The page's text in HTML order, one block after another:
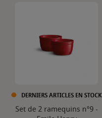
DERNIERS ARTICLES EN STOCK
Set de 2 ramequins n°9 -